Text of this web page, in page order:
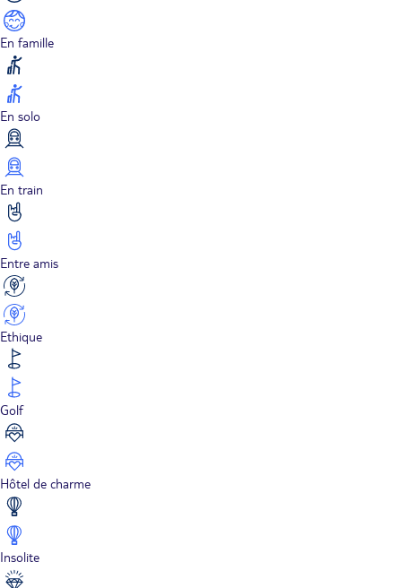
En famille
En solo
En train
Entre amis
Ethique
Golf
Hôtel de charme
Insolite